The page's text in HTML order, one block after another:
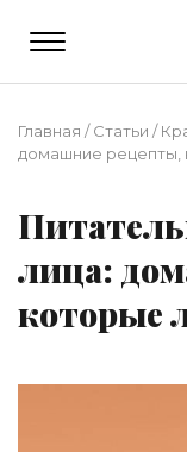
Главная /Статьи /
домашние рецепты,
лица:
которые